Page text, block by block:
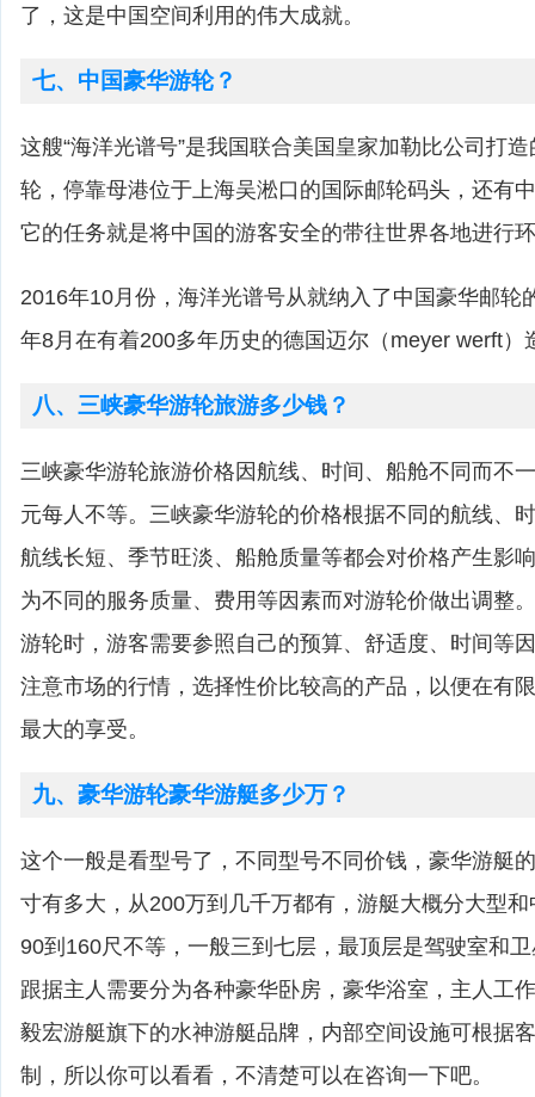
了，这是中国空间利用的伟大成就。
七、中国豪华游轮？
这艘“海洋光谱号”是我国联合美国皇家加勒比公司打
轮，停靠母港位于上海吴淞口的国际邮轮码头，还有
它的任务就是将中国的游客安全的带往世界各地进行
2016年10月份，海洋光谱号从就纳入了中国豪华邮轮
年8月在有着200多年历史的德国迈尔（meyer werft）
八、三峡豪华游轮旅游多少钱？
三峡豪华游轮旅游价格因航线、时间、船舱不同而不
元每人不等。三峡豪华游轮的价格根据不同的航线、
航线长短、季节旺淡、船舱质量等都会对价格产生影
为不同的服务质量、费用等因素而对游轮价做出调整
游轮时，游客需要参照自己的预算、舒适度、时间等
注意市场的行情，选择性价比较高的产品，以便在有
最大的享受。
九、豪华游轮豪华游艇多少万？
这个一般是看型号了，不同型号不同价钱，豪华游艇
寸有多大，从200万到几千万都有，游艇大概分大型
90到160尺不等，一般三到七层，最顶层是驾驶室和
跟据主人需要分为各种豪华卧房，豪华浴室，主人工
毅宏游艇旗下的水神游艇品牌，内部空间设施可根据
制，所以你可以看看，不清楚可以在咨询一下吧。